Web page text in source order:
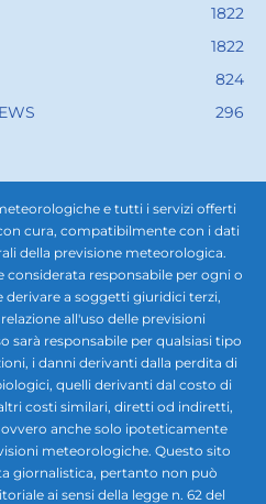
1822
1822
824
296
e tutti i servizi offerti
cura, compatibilmente con i dati
della previsione meteorologica.
considerata responsabile per ogni o
derivare a soggetti giuridici terzi,
all'uso delle previsioni
sarà responsabile per qualsiasi tipo
i danni derivanti dalla perdita di
quelli derivanti dal costo di
costi similari, diretti od indiretti,
anche solo ipoteticamente
meteorologiche. Questo sito
giornalistica, pertanto non può
ai sensi della legge n. 62 del